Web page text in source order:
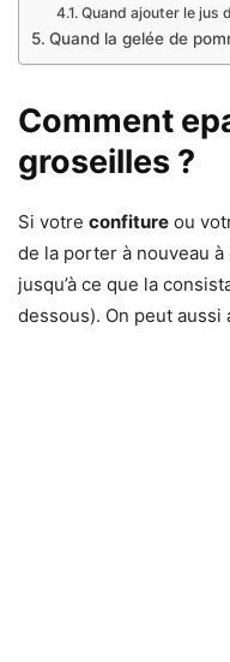
Quand ajouter le jus
Quand la gelée de
Comment
groseilles ?
Si votre confiture ou
de la porter à nouveau
jusqu’à ce que la
dessous). On peut